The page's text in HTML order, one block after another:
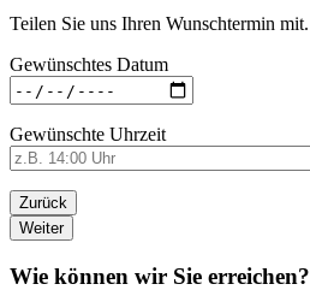
Teilen Sie uns Ihren Wunschtermin mit.
Gewünschtes Datum
Gewünschte Uhrzeit
Zurück
Weiter
Wie können wir Sie erreichen?